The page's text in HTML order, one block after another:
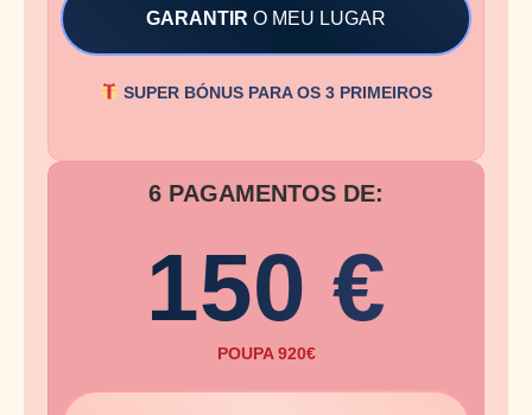
GARANTIR O MEU LUGAR
SUPER BÓNUS PARA OS 3 PRIMEIROS
6 PAGAMENTOS DE:
150 €
POUPA 920€